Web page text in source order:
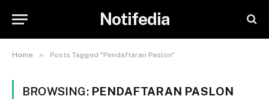
Notifedia
Home » Posts Tagged "Pendaftaran Paslon"
BROWSING: PENDAFTARAN PASLON